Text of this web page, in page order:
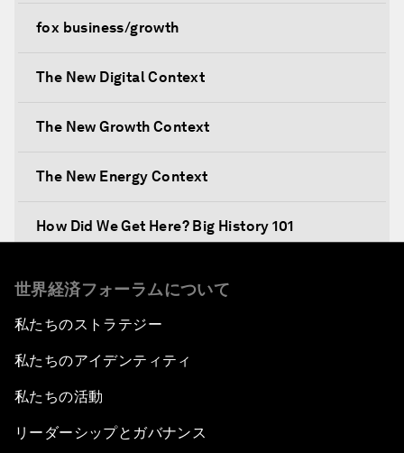
fox business/growth
The New Digital Context
The New Growth Context
The New Energy Context
How Did We Get Here? Big History 101
An Insight, An Idea with Martin Wolf
Closing the Infrastructure Gap
世界経済フォーラムについて
私たちのストラテジー
私たちのアイデンティティ
私たちの活動
リーダーシップとガバナンス